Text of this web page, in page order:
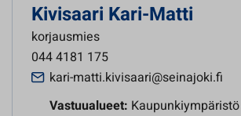
Kivisaari Kari-Matti
korjausmies
044 4181 175
kari-matti.kivisaari@seinajoki.fi
Vastuualueet: Kaupunkiympäristö